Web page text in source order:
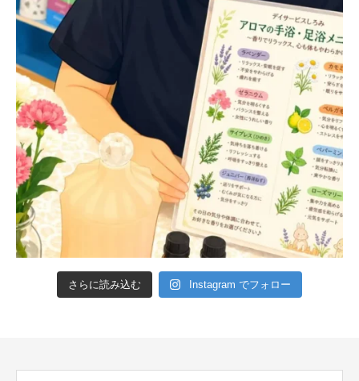
さらに読み込む Instagram でフォロー